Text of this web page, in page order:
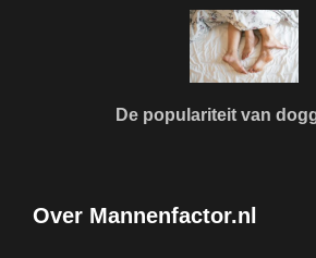
De populariteit van
Over Mannenfactor.nl